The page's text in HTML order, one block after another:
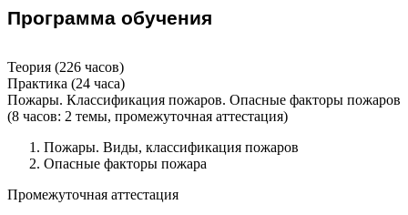
Программа обучения
Теория (226 часов)
Практика (24 часа)
Пожары. Классификация пожаров. Опасные факторы пожаров
(8 часов: 2 темы, промежуточная аттестация)
Пожары. Виды, классификация пожаров
Опасные факторы пожара
Промежуточная аттестация